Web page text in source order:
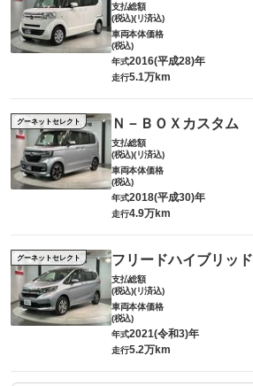
支払総額
(税込)(リ済込)
車両本体価格
(税込)
年式2016(平成28)年
走行5.1万km
グーネットセレクト Ｎ－ＢＯＸカスタム
支払総額
(税込)(リ済込)
車両本体価格
(税込)
年式2018(平成30)年
走行4.9万km
グーネットセレクト フリードハイブリッド
支払総額
(税込)(リ済込)
車両本体価格
(税込)
年式2021(令和3)年
走行5.2万km